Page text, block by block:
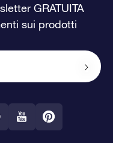
GRATUITA
sui prodotti